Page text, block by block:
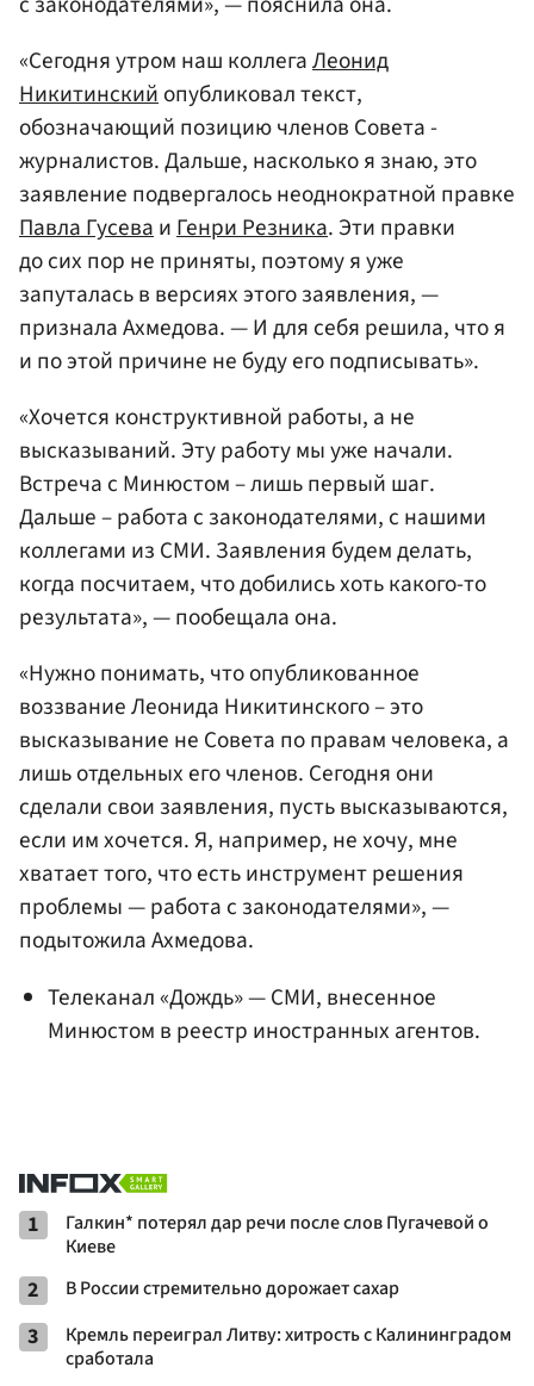
«Сегодня утром наш коллегаЛеонид
Никитинскийопубликовал текст,
обозначающий позицию членов Совета -
журналистов. Дальше, насколько я знаю, это
заявление подвергалось неоднократной правке
Павла ГусеваиГенри Резника. Эти правки
до сих пор не приняты, поэтому я уже
запуталась в версиях этого заявления, —
признала Ахмедова. — И для себя решила, что я
и по этой причине не буду его подписывать».
«Хочется конструктивной работы, а не
высказываний. Эту работу мы уже начали.
Встреча с Минюстом – лишь первый шаг.
Дальше – работа с законодателями, с нашими
коллегами из СМИ. Заявления будем делать,
когда посчитаем, что добились хоть какого-то
результата», — пообещала она.
«Нужно понимать, что опубликованное
воззвание Леонида Никитинского – это
высказывание не Совета по правам человека, а
лишь отдельных его членов. Сегодня они
сделали свои заявления, пусть высказываются,
если им хочется. Я, например, не хочу, мне
хватает того, что есть инструмент решения
проблемы — работа с законодателями», —
подытожила Ахмедова.
Телеканал «Дождь» — СМИ, внесенное
Минюстом в реестр иностранных агентов.
1
Галкин* потерял дар речи после слов Пугачевой о
Киеве
2 В России стремительно дорожает сахар
3
Кремль переиграл Литву: хитрость с Калининградом
сработала